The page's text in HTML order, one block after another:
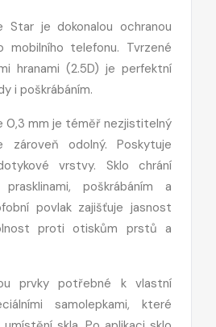
Star je dokonalou ochranou
mobilního telefonu. Tvrzené
hranami (2.5D) je perfektní
i poškrábáním.
0,3 mm je téměř nezjistitelný
zároveň odolný. Poskytuje
vrstvy. Sklo chrání
poškrábáním a
povlak zajišťuje jasnost
proti otiskům prstů a
prvky potřebné k vlastní
samolepkami, které